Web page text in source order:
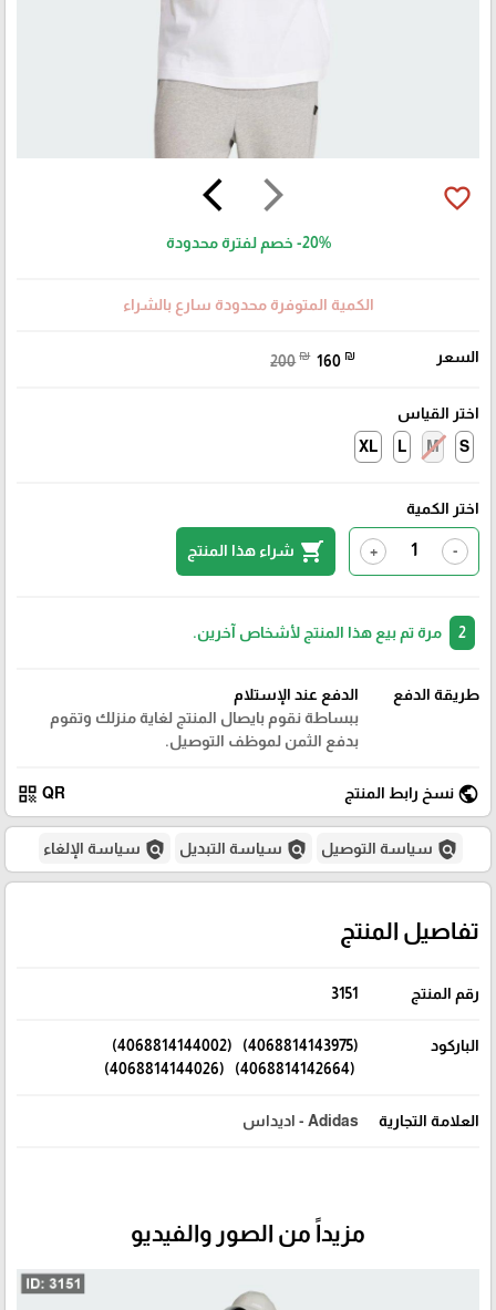
arrow_forward_ios
arrow_back_ios favorite_border
-20% خصم لفترة محدودة
الكمية المتوفرة محدودة سارع بالشراء
السعر 200 ₪ 160 ₪
اختر القياس
S
M
L
XL
اختر الكمية
-
+
shopping_cart شراء هذا المنتج
مرة تم بيع هذا المنتج لأشخاص آخرين.
طريقة الدفع
الدفع عند الإستلام
ببساطة نقوم بايصال المنتج لغاية منزلك وتقوم
بدفع الثمن لموظف التوصيل.
public نسخ رابط المنتج QR
qr_code
policy سياسة التوصيل policy سياسة التبديل policy سياسة الإلغاء
تفاصيل المنتج
رقم المنتج 3151
الباركود
(4068814143975) (4068814144002)
(4068814142664) (4068814144026)
العلامة التجارية Adidas - اديداس
مزيداً من الصور والفيديو